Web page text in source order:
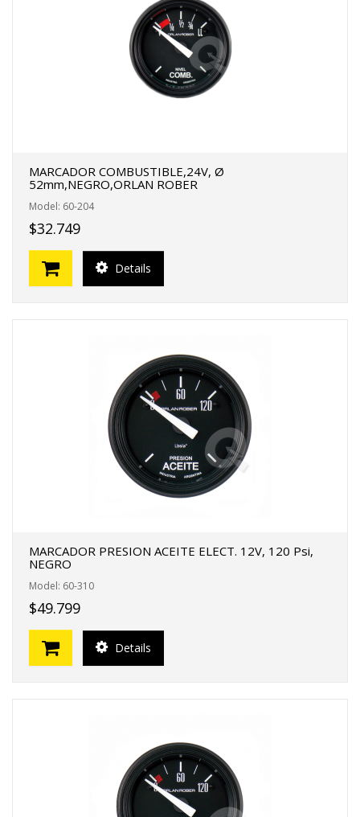
MARCADOR COMBUSTIBLE,24V, Ø
52mm,NEGRO,ORLAN ROBER
Model: 60-204
$32.749
Details
MARCADOR PRESION ACEITE ELECT. 12V, 120 Psi,
NEGRO
Model: 60-310
$49.799
Details